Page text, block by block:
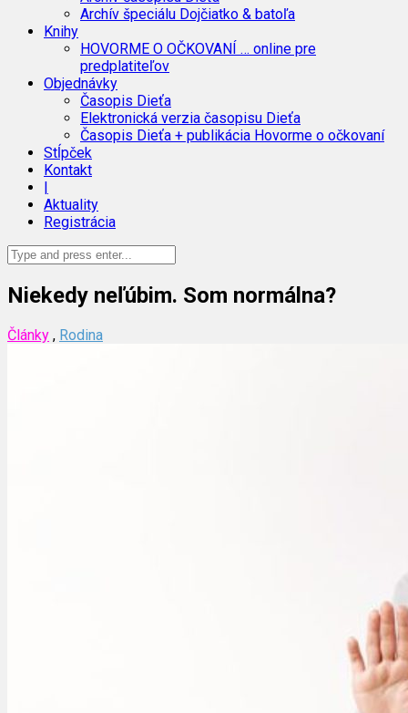
Archív špeciálu Dojčiatko & batoľa
Knihy
HOVORME O OČKOVANÍ … online pre
predplatiteľov
Objednávky
Časopis Dieťa
Elektronická verzia časopisu Dieťa
Časopis Dieťa + publikácia Hovorme o očkovaní
Stĺpček
Kontakt
|
Aktuality
Registrácia
Niekedy neľúbim. Som normálna?
Články , Rodina